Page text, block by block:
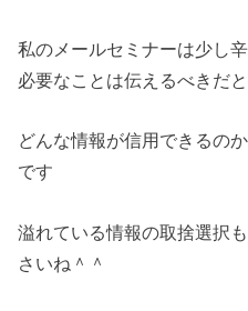
私のメールセミナーは少し
必要なことは伝えるべきだ
どんな情報が信用できるの
です
溢れている情報の取捨選択
さいね＾＾